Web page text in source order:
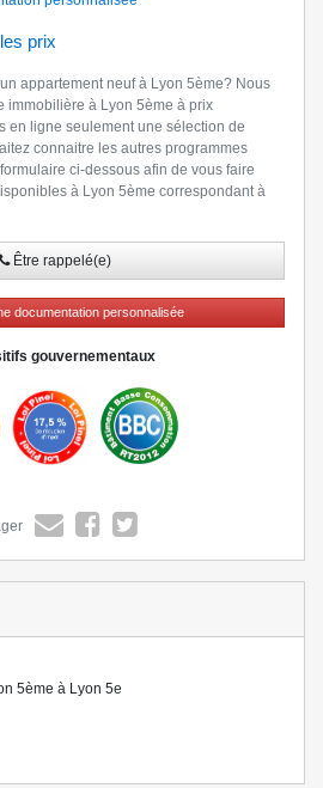
prix
appartement neuf à Lyon 5ème? Nous
immobilière à Lyon 5ème à prix
en ligne seulement une sélection de
connaitre les autres programmes
ci-dessous afin de vous faire
à Lyon 5ème correspondant à
Être rappelé(e)
documentation personnalisée
gouvernementaux
5ème à Lyon 5e